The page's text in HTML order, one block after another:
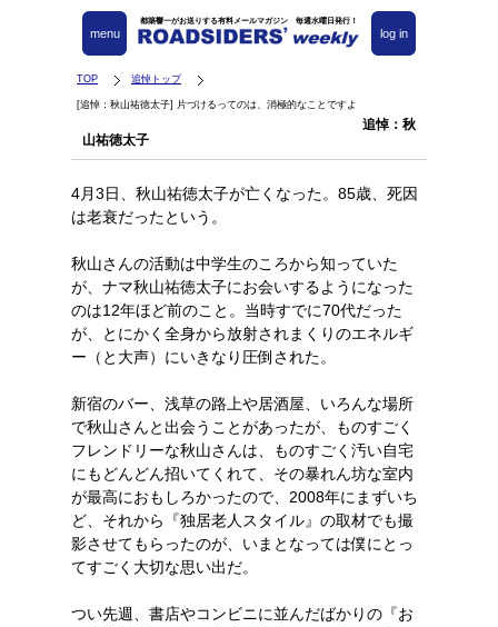
都築響一がお送りする有料メールマガジン 毎週水曜日発行！
log in
menu
TOP 追悼トップ
[追悼：秋山祐徳太子] 片づけるってのは、消極的なことですよ
追悼：秋
山祐徳太子
4月3日、秋山祐徳太子が亡くなった。85歳、死因
は老衰だったという。
秋山さんの活動は中学生のころから知っていた
が、ナマ秋山祐徳太子にお会いするようになった
のは12年ほど前のこと。当時すでに70代だった
が、とにかく全身から放射されまくりのエネルギ
ー（と大声）にいきなり圧倒された。
新宿のバー、浅草の路上や居酒屋、いろんな場所
で秋山さんと出会うことがあったが、ものすごく
フレンドリーな秋山さんは、ものすごく汚い自宅
にもどんどん招いてくれて、その暴れん坊な室内
が最高におもしろかったので、2008年にまずいち
ど、それから『独居老人スタイル』の取材でも撮
影させてもらったのが、いまとなっては僕にとっ
てすごく大切な思い出だ。
つい先週、書店やコンビニに並んだばかりの『お